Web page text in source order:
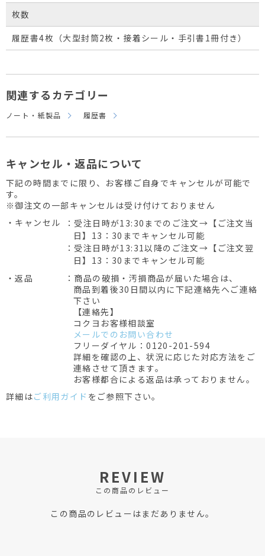
枚数
履歴書4枚（大型封筒2枚・接着シール・手引書1冊付き）
関連するカテゴリー
ノート・紙製品 履歴書
キャンセル・返品について
下記の時間までに限り、お客様ご自身でキャンセルが可能で
す。
※御注文の一部キャンセルは受け付けておりません
・キャンセル
：受注日時が13:30までのご注文→【ご注文当
日】13：30までキャンセル可能
：受注日時が13:31以降のご注文→【ご注文翌
日】13：30までキャンセル可能
・返品
：商品の破損・汚損商品が届いた場合は、
商品到着後30日間以内に下記連絡先へご連絡
下さい
【連絡先】
コクヨお客様相談室
メールでのお問い合わせ
フリーダイヤル：0120-201-594
詳細を確認の上、状況に応じた対応方法をご
連絡させて頂きます。
お客様都合による返品は承っておりません。
詳細はご利用ガイド をご参照下さい。
REVIEW
この商品のレビュー
この商品のレビューはまだありません。